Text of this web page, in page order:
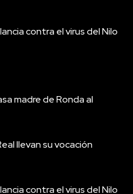
contra el virus del Nilo
madre de Ronda al
llevan su vocación
contra el virus del Nilo